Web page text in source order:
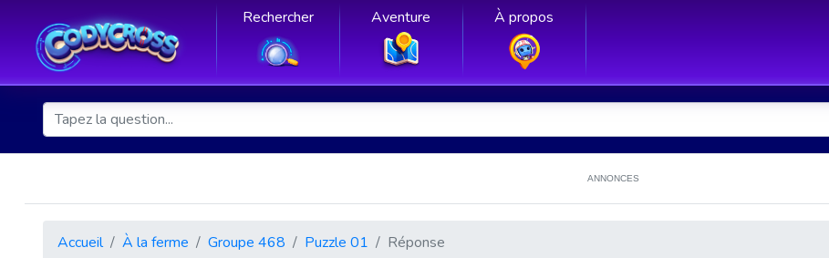
Rechercher Aventure À propos
ANNONCES
Accueil À la ferme Groupe 468 Puzzle 01 Réponse